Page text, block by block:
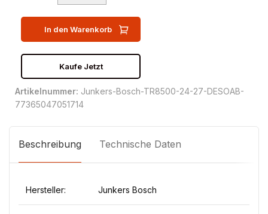
In den Warenkorb
Kaufe Jetzt
Artikelnummer: Junkers-Bosch-TR8500-24-27-DESOAB-
77365047051714
Beschreibung Technische Daten
Hersteller: Junkers Bosch